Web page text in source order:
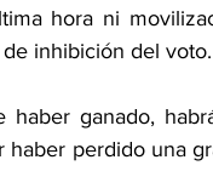
hora ni
inhibición del voto.
ganado,
perdido una